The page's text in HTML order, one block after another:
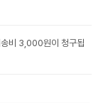
비 3,000원이 청구됩